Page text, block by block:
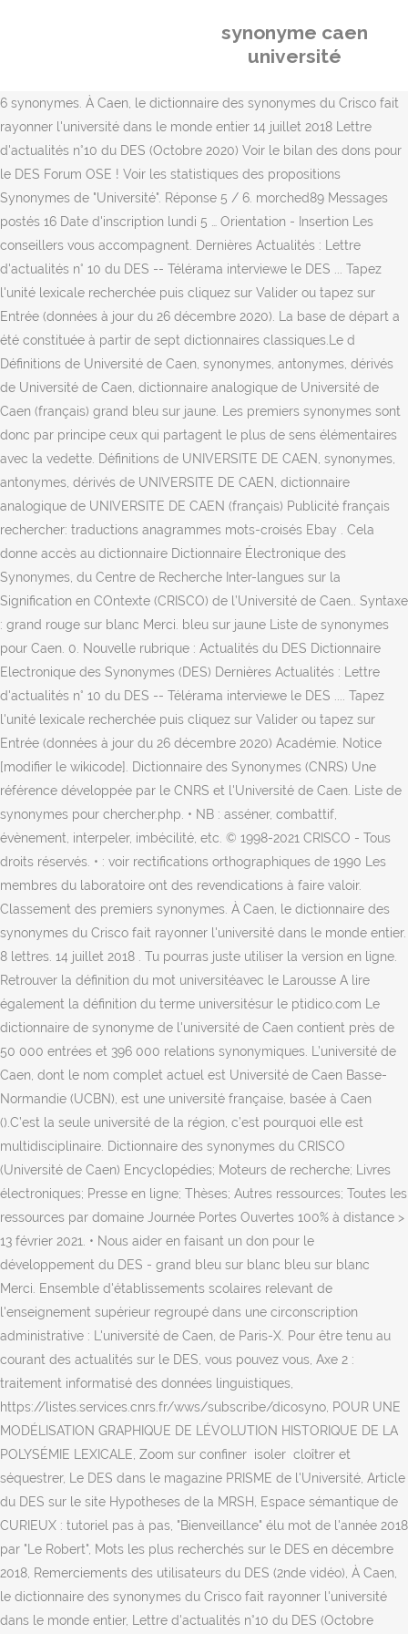
synonyme caen
université
6 synonymes. À Caen, le dictionnaire des synonymes du Crisco fait
rayonner l'université dans le monde entier 14 juillet 2018 Lettre
d'actualités n°10 du DES (Octobre 2020) Voir le bilan des dons pour
le DES Forum OSE ! Voir les statistiques des propositions
Synonymes de "Université". Réponse 5 / 6. morched89 Messages
postés 16 Date d'inscription lundi 5 … Orientation - Insertion Les
conseillers vous accompagnent. Dernières Actualités : Lettre
d'actualités n° 10 du DES -- Télérama interviewe le DES ... Tapez
l'unité lexicale recherchée puis cliquez sur Valider ou tapez sur
Entrée (données à jour du 26 décembre 2020). La base de départ a
été constituée à partir de sept dictionnaires classiques.Le d
Définitions de Université de Caen, synonymes, antonymes, dérivés
de Université de Caen, dictionnaire analogique de Université de
Caen (français) grand bleu sur jaune. Les premiers synonymes sont
donc par principe ceux qui partagent le plus de sens élémentaires
avec la vedette. Définitions de UNIVERSITE DE CAEN, synonymes,
antonymes, dérivés de UNIVERSITE DE CAEN, dictionnaire
analogique de UNIVERSITE DE CAEN (français) Publicité français
rechercher: traductions anagrammes mots-croisés Ebay . Cela
donne accès au dictionnaire Dictionnaire Électronique des
Synonymes, du Centre de Recherche Inter-langues sur la
Signification en COntexte (CRISCO) de l’Université de Caen.. Syntaxe
: grand rouge sur blanc Merci. bleu sur jaune Liste de synonymes
pour Caen. 0. Nouvelle rubrique : Actualités du DES Dictionnaire
Electronique des Synonymes (DES) Dernières Actualités : Lettre
d'actualités n° 10 du DES -- Télérama interviewe le DES .... Tapez
l'unité lexicale recherchée puis cliquez sur Valider ou tapez sur
Entrée (données à jour du 26 décembre 2020) Académie. Notice
[modifier le wikicode]. Dictionnaire des Synonymes (CNRS) Une
référence développée par le CNRS et l'Université de Caen. Liste de
synonymes pour chercher.php. • NB : asséner, combattif,
évènement, interpeler, imbécilité, etc. © 1998-2021 CRISCO - Tous
droits réservés. • : voir rectifications orthographiques de 1990 Les
membres du laboratoire ont des revendications à faire valoir.
Classement des premiers synonymes. À Caen, le dictionnaire des
synonymes du Crisco fait rayonner l'université dans le monde entier.
8 lettres. 14 juillet 2018 . Tu pourras juste utiliser la version en ligne.
Retrouver la définition du mot universitéavec le Larousse A lire
également la définition du terme universitésur le ptidico.com Le
dictionnaire de synonyme de l'université de Caen contient près de
50 000 entrées et 396 000 relations synonymiques. L’université de
Caen, dont le nom complet actuel est Université de Caen Basse-
Normandie (UCBN), est une université française, basée à Caen
().C’est la seule université de la région, c’est pourquoi elle est
multidisciplinaire. Dictionnaire des synonymes du CRISCO
(Université de Caen) Encyclopédies; Moteurs de recherche; Livres
électroniques; Presse en ligne; Thèses; Autres ressources; Toutes les
ressources par domaine Journée Portes Ouvertes 100% à distance >
13 février 2021. • Nous aider en faisant un don pour le
développement du DES - grand bleu sur blanc bleu sur blanc
Merci. Ensemble d'établissements scolaires relevant de
l'enseignement supérieur regroupé dans une circonscription
administrative : L'université de Caen, de Paris-X. Pour être tenu au
courant des actualités sur le DES, vous pouvez vous, Axe 2 :
traitement informatisé des données linguistiques,
https://listes.services.cnrs.fr/wws/subscribe/dicosyno, POUR UNE
MODÉLISATION GRAPHIQUE DE LÉVOLUTION HISTORIQUE DE LA
POLYSÉMIE LEXICALE, Zoom sur confiner  isoler  cloîtrer et
séquestrer, Le DES dans le magazine PRISME de l'Université, Article
du DES sur le site Hypotheses de la MRSH, Espace sémantique de
CURIEUX : tutoriel pas à pas, "Bienveillance" élu mot de l'année 2018
par "Le Robert", Mots les plus recherchés sur le DES en décembre
2018, Remerciements des utilisateurs du DES (2nde vidéo), À Caen,
le dictionnaire des synonymes du Crisco fait rayonner l'université
dans le monde entier, Lettre d'actualités n°10 du DES (Octobre